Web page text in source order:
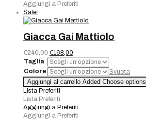
Aggiungi a Preferiti
Sale!
Giacca Gai Mattiolo
€240,00 Il
prezzo
originale
era:
€240,00.
€168,00
prezzo
attuale
è:
€168,00.
Taglia
Colore
Svuota
Giacca
Gai
Mattiolo
quantità
Aggiungi al carrello Added Choose options
Lista Preferiti
Lista Preferiti
Aggiungi a Preferiti
Aggiungi a Preferiti